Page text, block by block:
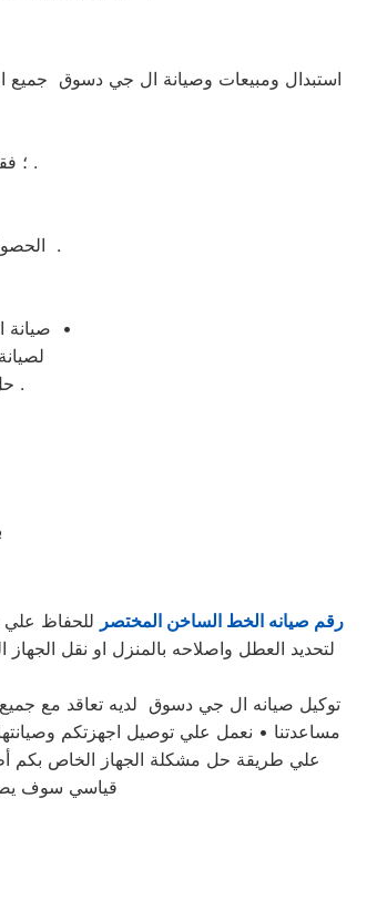
؛ فقط اتصل بمركز خدمة ال جي دسوق ولمزيد من الاستفسارات كلمنا علي رقم توكيل ال جي دسوق المختصر .
الحصول على ضمان معتمد علي رقم الخط الساخن من خلال تواصلكم مع الرقم المختصر لصيانة ال جي دسوق بدسوق .
صيانة اعطال التايمر و عمل الاصلاحات اللازمة للدائرة الكهربائية و تصليح غسالات ال جي دسوق فورا وبالمنزل فى دسوق •
حل مشاكل تكوين الثلج ؛ تركيب موتور الثلاجة ؛ شحن الفريون ؛ تغيير الثرموستات ؛ تغيير مجموعة النوفروست .
رقم صيانه الخط الساخن المختصر
لتحديد العطل واصلاحه بالمنزل او نقل
مساعدتنا • نعمل علي توصيل اجهزتكم
علي طريقة حل مشكلة الجهاز الخاص بكم
قياسي سوف يصل